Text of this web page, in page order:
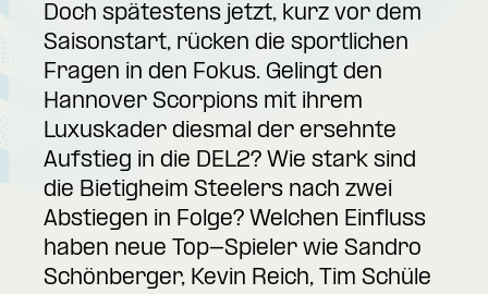
Doch spätestens jetzt, kurz vor dem
Saisonstart, rücken die sportlichen
Fragen in den Fokus. Gelingt den
Hannover Scorpions mit ihrem
Luxuskader diesmal der ersehnte
Aufstieg in die DEL2? Wie stark sind
die Bietigheim Steelers nach zwei
Abstiegen in Folge? Welchen Einfluss
haben neue Top-Spieler wie Sandro
Schönberger, Kevin Reich, Tim Schüle